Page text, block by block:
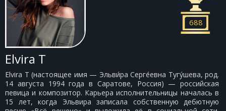
Elvira T
Elvira T (настоящее имя — Эльви́ра Серге́евна Тугу́шева, род.
14 августа 1994 года в Саратове, Россия) — российская
певица и композитор. Карьера исполнительницы началась в
15 лет, когда Эльвира записала собственную дебютную
688